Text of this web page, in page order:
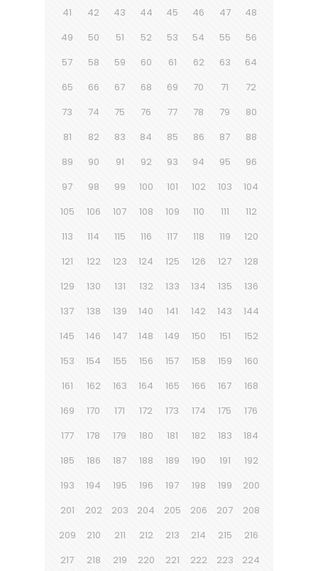
41
42 43 44 45 46 47
48
49
50 51 52 53 54 55
56
57
58 59 60 61 62 63
64
65
66 67 68 69 70 71
72
73
74 75 76 77 78 79
80
81
82 83 84 85 86 87
88
89
90 91 92 93 94 95
96
97
98 99 100 101 102 103
104
105
106 107 108 109 110 111
112
113
114 115 116 117 118 119
120
121
122 123 124 125 126 127
128
129
130 131 132 133 134 135
136
137
138 139 140 141 142 143
144
145
146 147 148 149 150 151
152
153
154 155 156 157 158 159
160
161
162 163 164 165 166 167
168
169
170 171 172 173 174 175
176
177
178 179 180 181 182 183
184
185
186 187 188 189 190 191
192
193
194 195 196 197 198 199
200
201
202 203 204 205 206 207
208
209
210 211 212 213 214 215
216
217
218 219 220 221 222 223
224